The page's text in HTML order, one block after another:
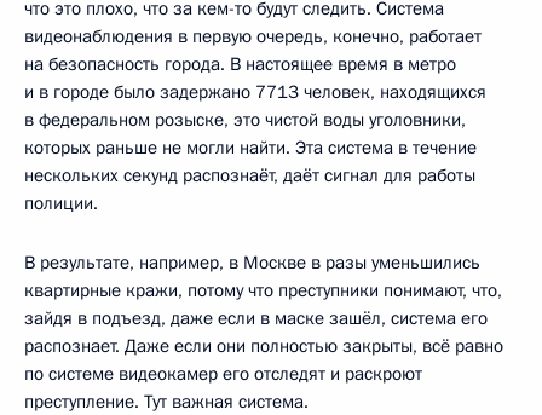
что это плохо, что за кем-то будут следить. Система
видеонаблюдения в первую очередь, конечно, работает
на безопасность города. В настоящее время в метро
и в городе было задержано 7713 человек, находящихся
в федеральном розыске, это чистой воды уголовники,
которых раньше не могли найти. Эта система в течение
нескольких секунд распознаёт, даёт сигнал для работы
полиции.
В результате, например, в Москве в разы уменьшились
квартирные кражи, потому что преступники понимают, что,
зайдя в подъезд, даже если в маске зашёл, система его
распознает. Даже если они полностью закрыты, всё равно
по системе видеокамер его отследят и раскроют
преступление. Тут важная система.